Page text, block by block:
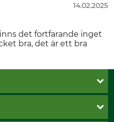
14.02.2025
det fortfarande inget
bra, det är ett bra